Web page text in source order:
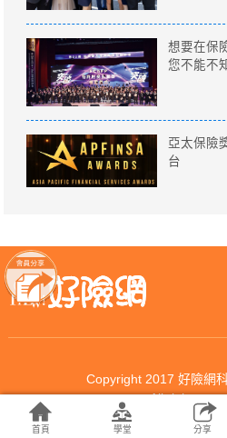
想要在保
您不能不
亞太保險
台
Copyright 2017 好險網
All rights